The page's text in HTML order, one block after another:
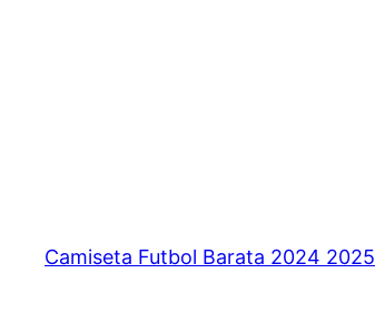
Camiseta Futbol Barata 2024 2025